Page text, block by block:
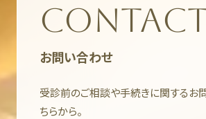
お問い合わせ
受診前のご相談や手続きに関するお
ちらから。